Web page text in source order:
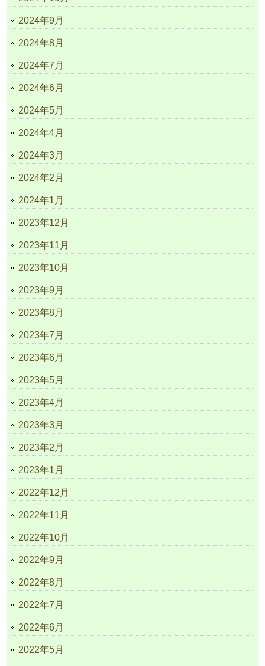
2024年9月
2024年8月
2024年7月
2024年6月
2024年5月
2024年4月
2024年3月
2024年2月
2024年1月
2023年12月
2023年11月
2023年10月
2023年9月
2023年8月
2023年7月
2023年6月
2023年5月
2023年4月
2023年3月
2023年2月
2023年1月
2022年12月
2022年11月
2022年10月
2022年9月
2022年8月
2022年7月
2022年6月
2022年5月